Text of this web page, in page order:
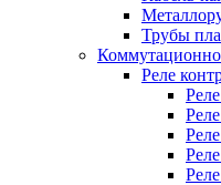
Трубы
Реле